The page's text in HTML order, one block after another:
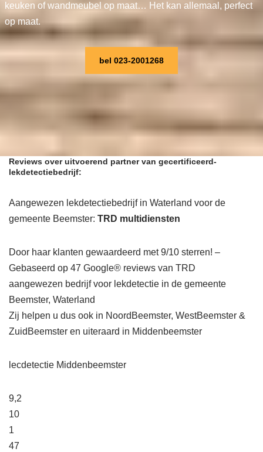
keuken of wandmeubel op maat… Het kan allemaal, perfect
op maat.
bel 023-2001268
Reviews over uitvoerend partner van gecertificeerd-
lekdetectiebedrijf:
Aangewezen lekdetectiebedrijf in Waterland voor de
gemeente Beemster: TRD multidiensten
Door haar klanten gewaardeerd met 9/10 sterren! –
Gebaseerd op 47 Google® reviews van TRD
aangewezen bedrijf voor lekdetectie in de gemeente
Beemster, Waterland
Zij helpen u dus ook in NoordBeemster, WestBeemster &
ZuidBeemster en uiteraard in Middenbeemster
lecdetectie Middenbeemster
9,2
10
1
47